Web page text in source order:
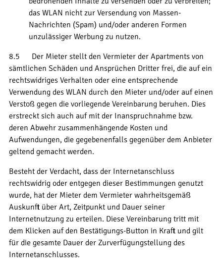
das WLAN nicht zur Versendung von Massen-
Nachrichten (Spam) und/oder anderen Formen
unzulässiger Werbung zu nutzen.
8.5 Der Mieter stellt den Vermieter der Apartments von
sämtlichen Schäden und Ansprüchen Dritter frei, die auf ein
rechtswidriges Verhalten oder eine entsprechende
Verwendung des WLAN durch den Mieter und/oder auf einen
Verstoß gegen die vorliegende Vereinbarung beruhen. Dies
erstreckt sich auch auf mit der Inanspruchnahme bzw.
deren Abwehr zusammenhängende Kosten und
Aufwendungen, die gegebenenfalls gegenüber dem Anbieter
geltend gemacht werden.
Besteht der Verdacht, dass der Internetanschluss
rechtswidrig oder entgegen dieser Bestimmungen genutzt
wurde, hat der Mieter dem Vermieter wahrheitsgemäß
Auskunft über Art, Zeitpunkt und Dauer seiner
Internetnutzung zu erteilen. Diese Vereinbarung tritt mit
dem Klicken auf den Bestätigungs-Button in Kraft und gilt
für die gesamte Dauer der Zurverfügungstellung des
Internetanschlusses.